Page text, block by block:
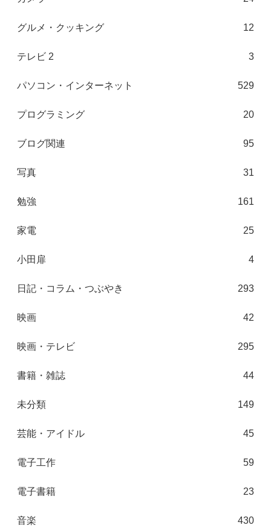
グルメ・クッキング 12
テレビ 2 3
パソコン・インターネット 529
プログラミング 20
ブログ関連 95
写真 31
勉強 161
家電 25
小田扉 4
日記・コラム・つぶやき 293
映画 42
映画・テレビ 295
書籍・雑誌 44
未分類 149
芸能・アイドル 45
電子工作 59
電子書籍 23
音楽 430